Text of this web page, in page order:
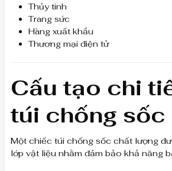
Thủy tinh
Trang sức
Hàng xuất khẩu
Thương mại điện tử
Cấu tạo chi
túi chống sốc
Một chiếc túi chống sốc chất lượng
lớp vật liệu nhằm đảm bảo khả năng